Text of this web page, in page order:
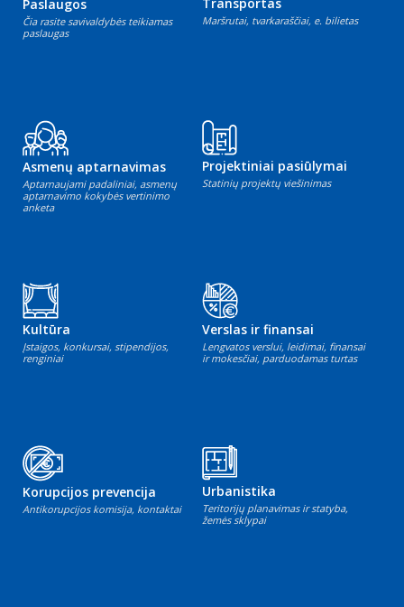
Paslaugos
Čia rasite savivaldybės teikiamas
paslaugas
Transportas
Maršrutai, tvarkaraščiai, e. bilietas
Asmenų aptarnavimas
Aptarnaujami padaliniai, asmenų
aptarnavimo kokybės vertinimo
anketa
Projektiniai pasiūlymai
Statinių projektų viešinimas
Kultūra
Įstaigos, konkursai, stipendijos,
renginiai
Verslas ir finansai
Lengvatos verslui, leidimai, finansai
ir mokesčiai, parduodamas turtas
Korupcijos prevencija
Antikorupcijos komisija, kontaktai
Urbanistika
Teritorijų planavimas ir statyba,
žemės sklypai